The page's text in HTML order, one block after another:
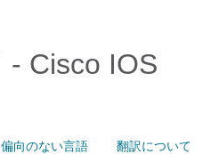
Cisco IOS
偏向のない言語 翻訳について